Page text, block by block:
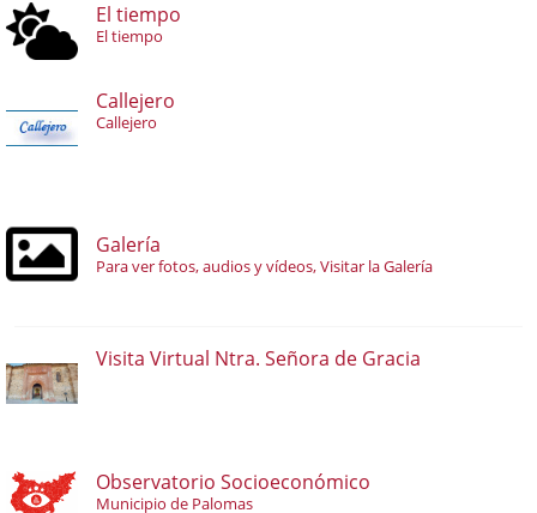
El tiempo
El tiempo
Callejero
Callejero
Galería
Para ver fotos, audios y vídeos, Visitar la Galería
Visita Virtual Ntra. Señora de Gracia
Observatorio Socioeconómico
Municipio de Palomas